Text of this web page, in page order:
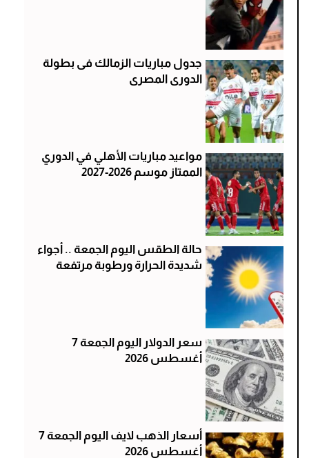
جدول مباريات الزمالك فى بطولة
الدورى المصرى
مواعيد مباريات الأهلي في الدوري
الممتاز موسم 2026-2027
حالة الطقس اليوم الجمعة .. أجواء
شديدة الحرارة ورطوبة مرتفعة
سعر الدولار اليوم الجمعة 7
أغسطس 2026
أسعار الذهب لايف اليوم الجمعة 7
أغسطس 2026